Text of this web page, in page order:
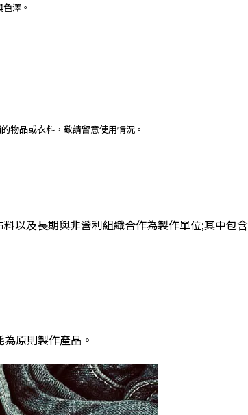
澤。
物品或衣料，敬請留意使用情況。
料以及長期與非營利組織合作為製作單位;其中包
原則製作產品。